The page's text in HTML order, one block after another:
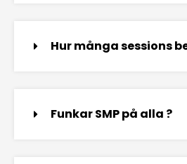
Hur många sessions
Funkar SMP på alla ?